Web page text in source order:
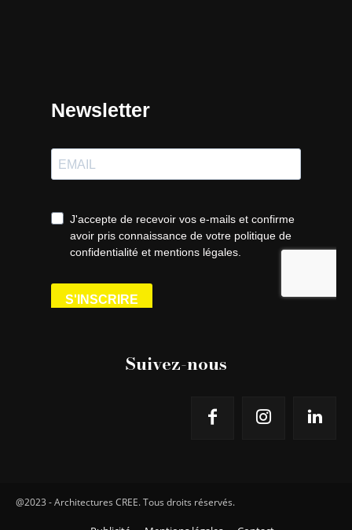
Suivez-nous
@2023 - Architectures CREE. Tous droits réservés.